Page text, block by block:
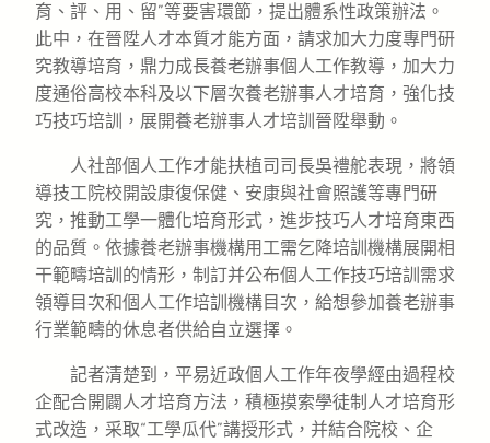
育、評、用、留”等要害環節，提出體系性政策辦法。
此中，在晉陞人才本質才能方面，請求加大力度專門研
究教導培育，鼎力成長養老辦事個人工作教導，加大力
度通俗高校本科及以下層次養老辦事人才培育，強化技
巧技巧培訓，展開養老辦事人才培訓晉陞舉動。
人社部個人工作才能扶植司司長吳禮舵表現，將領
導技工院校開設康復保健、安康與社會照護等專門研
究，推動工學一體化培育形式，進步技巧人才培育東西
的品質。依據養老辦事機構用工需乞降培訓機構展開相
干範疇培訓的情形，制訂并公布個人工作技巧培訓需求
領導目次和個人工作培訓機構目次，給想參加養老辦事
行業範疇的休息者供給自立選擇。
記者清楚到，平易近政個人工作年夜學經由過程校
企配合開闢人才培育方法，積極摸索學徒制人才培育形
式改造，采取“工學瓜代”講授形式，并結合院校、企